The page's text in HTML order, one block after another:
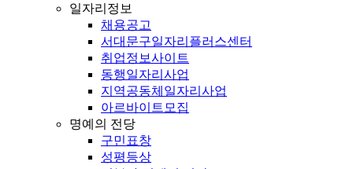
일자리정보
채용공고
서대문구일자리플러스센터
취업정보사이트
동행일자리사업
지역공동체일자리사업
아르바이트모집
명예의 전당
구민표창
성평등상